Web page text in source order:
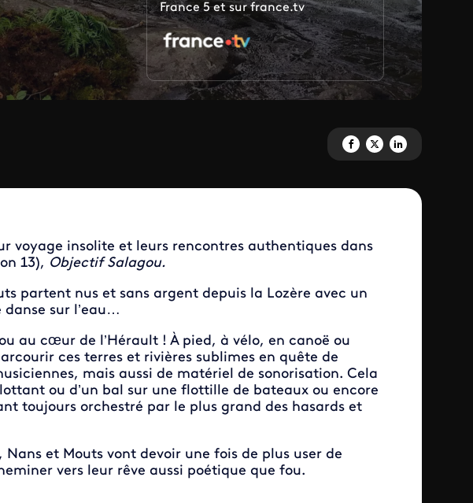
France 5 et sur france.tv
Partagez 'Objectif Salagou'
Partagez 'Objectif
Partagez 'Objectif
voyage insolite et leurs rencontres authentiques dans
13), Objectif Salagou.
partent nus et sans argent depuis la Lozère avec un
sur l’eau…
au cœur de l’Hérault ! À pied, à vélo, en canoë ou
ces terres et rivières sublimes en quête de
mais aussi de matériel de sonorisation. Cela
ou d’un bal sur une flottille de bateaux ou encore
toujours orchestré par le plus grand des hasards et
et Mouts vont devoir une fois de plus user de
vers leur rêve aussi poétique que fou.